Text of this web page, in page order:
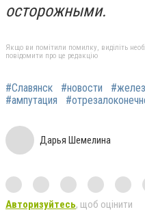
осторожными.
Якщо ви помітили помилку, виділіть
повідомити про це редакцію
#Славянск #новости
#ампутация
Дарья Шемелина
Авторизуйтесь, щоб оцінити